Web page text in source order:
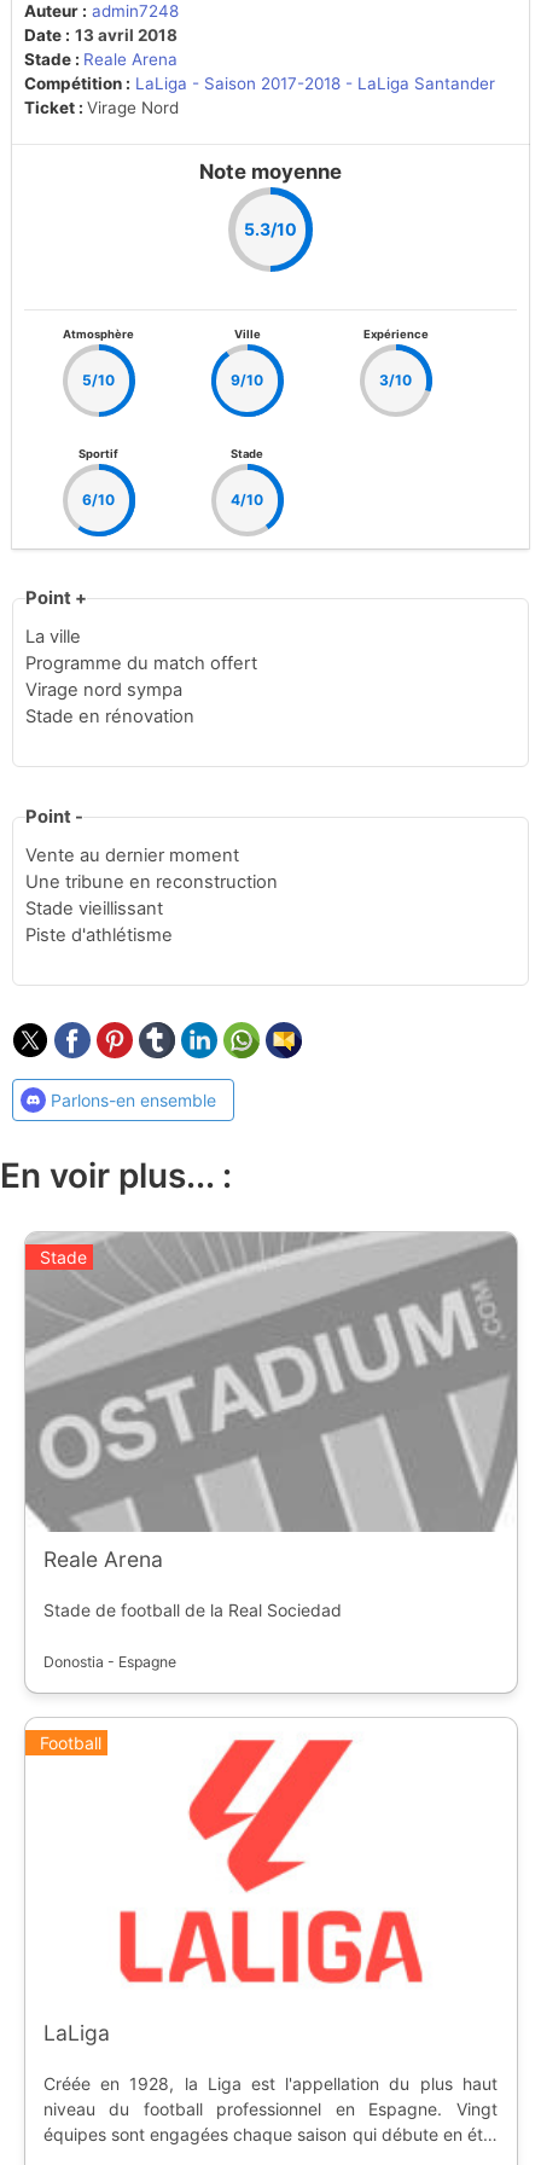
Auteur : admin7248
Date : 13 avril 2018
Stade : Reale Arena
Compétition : LaLiga - Saison 2017-2018 - LaLiga Santander
Ticket : Virage Nord
Note moyenne
5.3/10
Atmosphère
5/10
Ville
9/10
Expérience
3/10
Sportif
6/10
Stade
4/10
Point +
La ville
Programme du match offert
Virage nord sympa
Stade en rénovation
Point -
Vente au dernier moment
Une tribune en reconstruction
Stade vieillissant
Piste d'athlétisme
Parlons-en ensemble
En voir plus... :
Stade
Reale Arena
Stade de football de la Real Sociedad
Donostia - Espagne
Football
LaLiga
Créée en 1928, la Liga est l'appellation du plus haut
niveau du football professionnel en Espagne. Vingt
équipes sont engagées chaque saison qui débute en été,